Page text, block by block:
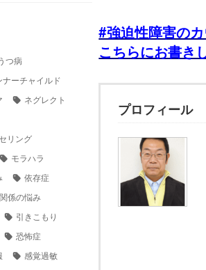
#強迫性障害のカ
こちらにお書き
プロフィール
つ病
ナーチャイルド
ネグレクト
リング
モラハラ
依存症
係の悩み
引きこもり
恐怖症
感覚過敏